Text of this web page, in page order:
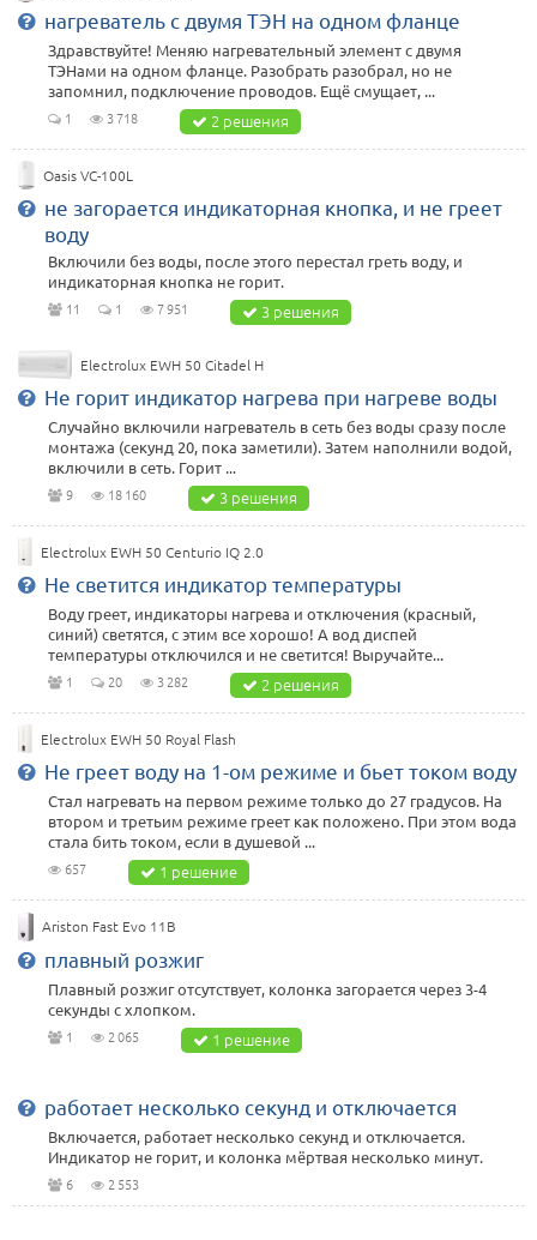
нагреватель с двумя ТЭН на одном фланце
Здравствуйте! Меняю нагревательный элемент с двумя
ТЭНами на одном фланце. Разобрать разобрал, но не
запомнил, подключение проводов. Ещё смущает, ...
1 3 718 2 решения
Oasis VC-100L
не загорается индикаторная кнопка, и не греет
воду
Включили без воды, после этого перестал греть воду, и
индикаторная кнопка не горит.
11 1 7 951 3 решения
Electrolux EWH 50 Citadel H
Не горит индикатор нагрева при нагреве воды
Случайно включили нагреватель в сеть без воды сразу после
монтажа (секунд 20, пока заметили). Затем наполнили водой,
включили в сеть. Горит ...
9 18 160 3 решения
Electrolux EWH 50 Centurio IQ 2.0
Не светится индикатор температуры
Воду греет, индикаторы нагрева и отключения (красный,
синий) светятся, с этим все хорошо! А вод диспей
температуры отключился и не светится! Выручайте...
1 20 3 282 2 решения
Electrolux EWH 50 Royal Flash
Не греет воду на 1-ом режиме и бьет током воду
Стал нагревать на первом режиме только до 27 градусов. На
втором и третьим режиме греет как положено. При этом вода
стала бить током, если в душевой ...
657 1 решение
Ariston Fast Evo 11B
плавный розжиг
Плавный розжиг отсутствует, колонка загорается через 3-4
секунды с хлопком.
1 2 065 1 решение
работает несколько секунд и отключается
Включается, работает несколько секунд и отключается.
Индикатор не горит, и колонка мёртвая несколько минут.
6 2 553